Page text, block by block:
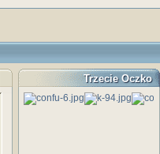
Trzecie Oczko